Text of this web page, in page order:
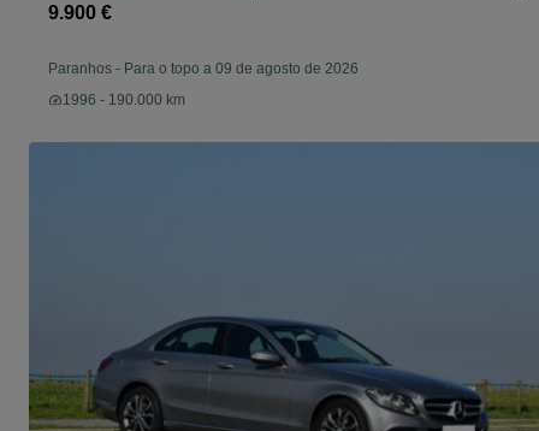
9.900 €
Paranhos - Para o topo a 09 de agosto de 2026
1996 - 190.000 km